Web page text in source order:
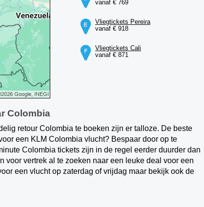
vanaf € 769
Vliegtickets Pereira
vanaf € 918
Vliegtickets Cali
vanaf € 871
Colombia
retour Colombia te boeken zijn er talloze. De beste
een KLM Colombia vlucht? Bespaar door op te
Colombia tickets zijn in de regel eerder duurder dan
vertrek al te zoeken naar een leuke deal voor een
een vlucht op zaterdag of vrijdag maar bekijk ook de